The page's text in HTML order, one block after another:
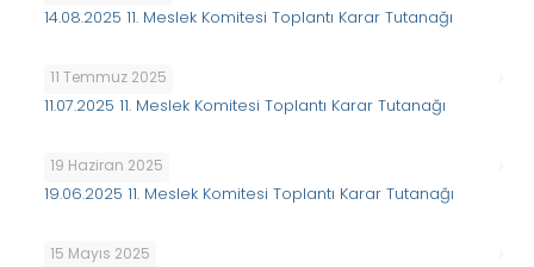
14.08.2025 11. Meslek Komitesi Toplantı Karar Tutanağı
11 Temmuz 2025
11.07.2025 11. Meslek Komitesi Toplantı Karar Tutanağı
19 Haziran 2025
19.06.2025 11. Meslek Komitesi Toplantı Karar Tutanağı
15 Mayıs 2025